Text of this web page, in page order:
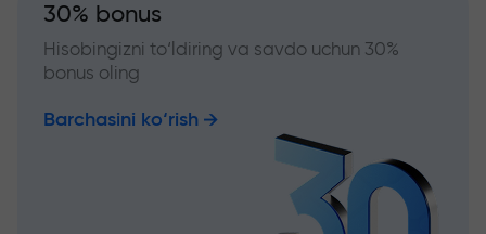
30% bonus
Hisobingizni to‘ldiring va savdo uchun 30%
bonus oling
Barchasini ko‘rish